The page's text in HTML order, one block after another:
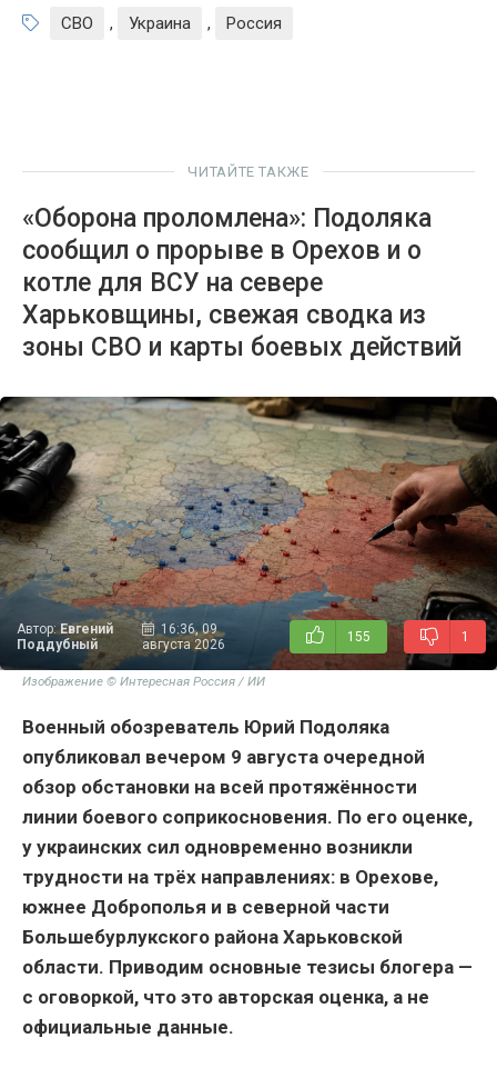
СВО , Украина , Россия
ЧИТАЙТЕ ТАКЖЕ
«Оборона проломлена»: Подоляка
сообщил о прорыве в Орехов и о
котле для ВСУ на севере
Харьковщины, свежая сводка из
зоны СВО и карты боевых действий
Автор:Евгений
Поддубный
16:36, 09
августа 2026
155 1
Изображение © Интересная Россия / ИИ
Военный обозреватель Юрий Подоляка
опубликовал вечером 9 августа очередной
обзор обстановки на всей протяжённости
линии боевого соприкосновения. По его оценке,
у украинских сил одновременно возникли
трудности на трёх направлениях: в Орехове,
южнее Доброполья и в северной части
Большебурлукского района Харьковской
области. Приводим основные тезисы блогера —
с оговоркой, что это авторская оценка, а не
официальные данные.